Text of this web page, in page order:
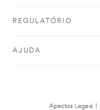
REGULATÓRIO
AJUDA
Apectos Legais